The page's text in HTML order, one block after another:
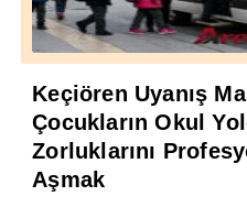
Keçiören Uyanış
Çocukların Okul
Zorluklarını
Aşmak